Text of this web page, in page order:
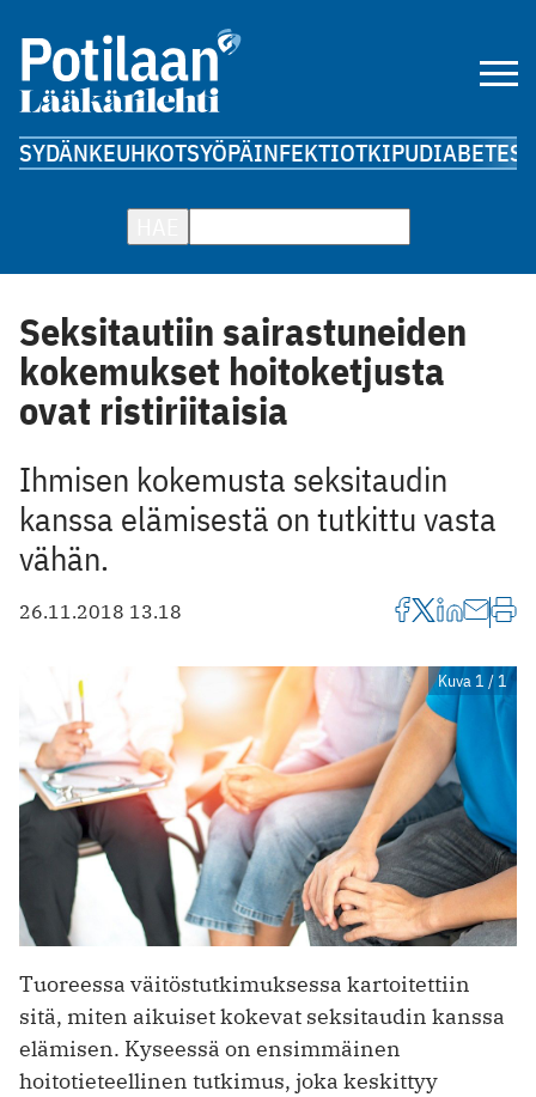
SYDÄNKEUHKOTSYÖPÄINFEKTIOTKIPUDIABETES
Seksitautiin sairastuneiden
kokemukset hoitoketjusta
ovat ristiriitaisia
Ihmisen kokemusta seksitaudin
kanssa elämisestä on tutkittu vasta
vähän.
26.11.2018 13.18
Kuva 1 / 1
Tuoreessa väitöstutkimuksessa kartoitettiin
sitä, miten aikuiset kokevat seksitaudin kanssa
elämisen. Kyseessä on ensimmäinen
hoitotieteellinen tutkimus, joka keskittyy